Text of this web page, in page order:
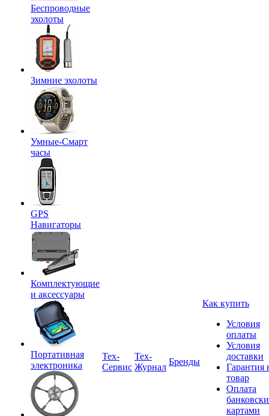
Беспроводные
эхолоты
Зимние эхолоты
Умные-Смарт
часы
GPS
Навигаторы
Комплектующие
и аксессуары
Портативная
электроника
Tex-
Сервис
Тех-
Журнал
Бренды
Как купить
Условия
оплаты
Условия
доставки
Гарантия
товар
Оплата
картами